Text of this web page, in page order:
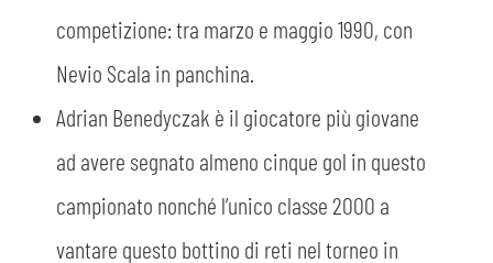
competizione: tra marzo e maggio 1990, con
Nevio Scala in panchina.
Adrian Benedyczak è il giocatore più giovane
ad avere segnato almeno cinque gol in questo
campionato nonché l’unico classe 2000 a
vantare questo bottino di reti nel torneo in